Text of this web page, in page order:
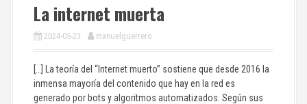
La internet muerta
2024-05-23 manuelguerrero
[…] La teoría del “Internet muerto” sostiene que desde 2016 la
inmensa mayoría del contenido que hay en la red es
generado por bots y algoritmos automatizados. Según sus